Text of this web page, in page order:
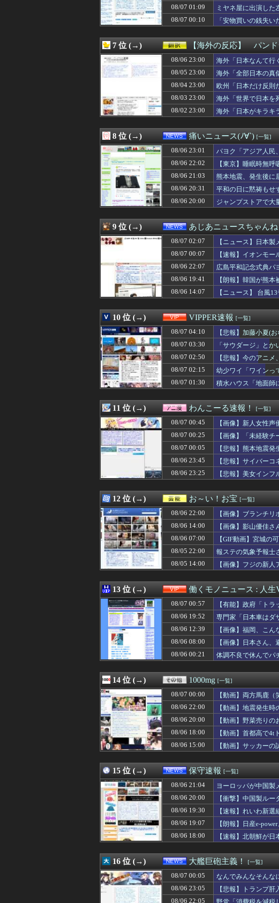
08/07 03:00
海外「日本の科学者が猫の寿命を
08/07 03:00
【スターウォーズ】ライトセー
08/07 03:00
韓国人「イ・ジュンソク、地方選
08/07 02:57
ダシをちゃんととり薄色薄味に煮
08/07 02:57
福祉タクシーで下校の女子生徒、
08/07 02:57
家族用に入れておいたメモが泥よ
08/07 02:55
スペースXのロケット残骸、月面
08/07 02:55
千葉県袖ケ浦市「おむつ交換で
【既視感】嫁の浮気でメール爆弾
08/07 02:50
【画像】関西2大美女 ←くっそか
08/07 02:50
【悲報】今のアニメ、女に自分の
08/07 02:48
あっち系御用達で有名になった某
08/07 02:45
世間では神ゲーと言われているが
08/07 02:40
矢田萌華ちゃんの瞳が綺麗すぎて
08/07 02:40
高市首相、2年限定の消費減税「
08/07 02:39
【ボッコ】25年前に付き合ってた
08/07 02:39
なんかＧＪ出来ないというか…。
08/07 02:39
若くして両親を亡くし年の離れた
08/07 02:39
【画像】これ超おすすめ
08/07 02:38
野村周平、下半身強調の「過激す
08/07 02:37
【悲報】 週刊少年ジャンプさん
08/07 02:34
「プチプチ」を製造販売している
08/07 02:34
【画像】坂道女子のバスト一覧ｗ
08/07 02:34
【画像】 セクシー女優・三浦恵
筋トレに詳しいから質問は聞くよ
【事実】「弱い男は救われない」
08/07 02:30
【画像】 色白美肌のTikToker可愛
08/07 02:25
【驚愕】ロシアの風俗事情をご覧
08/07 02:18
暑すぎぃからのキンキンに冷えて
08/07 02:18
言えば快くあげたのに無断でごっ
08/07 02:17
日本の大相撲力士の引退後の姿に
08/07 02:15
幼少ワイ「ワインってぶどうジュ
08/07 02:15
FE万紫千紅さん、巨乳美少女を出
08/07 02:15
SEXに10万円払ってしまったらこ
08/07 02:13
岸田元首相､日米の円買い協調介
08/07 02:12
【悲報】日本の歴史、ついに『崩
08/07 02:12
LIAR GAME -ライアーゲーム- 第
08/07 02:10
【不倫願望】介護疲れした嫁を持
08/07 02:10
シカホワ村上宗隆、通訳なしで普
08/07 02:09
美味いウイスキーを教えてほしい
08/07 02:07
【凶気】ウガンダサッカー界に
08/07 02:07
【ニュース】日本製メモリに世界
08/07 02:05
【画像】道頓堀女子「暑すぎて服
08/07 02:05
セミがうるさすぎる。明るくなっ
08/07 02:05
【動画】全男子の理想の乳首、つ
ヤムチャは繰気弾を強化していく
【動画】手術中に熊本地震直撃や
08/07 02:03
【朗報】ワンピースのロロノア・
08/07 02:03
【速報】れいわ新選組、さん、「
08/07 02:02
【朗報】カプコン「デジタル販売
08/07 02:02
アイナが乗っていた「高機動試作
08/07 02:02
（ ´_ゝ`）中道・立憲・公明、国
08/07 02:00
骨延長手術「0.2％の確率で一生
08/07 02:00
氷河期世代の非正規、年金を払っ
08/07 02:00
PCエンジンの名作イース1・2し
08/07 02:00
【怒り】自宅の隣が突然民泊に…
08/07 02:00
【悲報】精神科医「女の子が泣く
08/07 02:00
板橋の花火大会にAV女優松本い
08/07 02:00
【消費減税閣議決定】「反対」
08/07 02:00
【ラブライブ！】予定立てるの苦
08/07 02:00
はじめしゃちょーですら英語で
08/07 02:00
韓国人「江南の産後ケア施設、特
08/07 02:00
【フランス人の日本好き】中国人
08/07 01:57
隣家のオバさんは、悪い人ではな
08/07 01:55
欧州旅行者のアジア旅行先ランキ
08/07 01:50
【馴れ初め】ヤキソバだのハゲだ
08/07 01:50
【画像】女子アナ２人が並んだ結
08/07 01:50
【悲報】クロちゃん、とち狂った
08/07 01:50
【悲報】タクシー運転手、儲かり
08/07 01:45
【悲報】タクシー運転手、儲かり
08/07 01:44
高級豆腐ワイ「150g×2丁で250円
08/07 01:41
女優・南沙良（２４）「私は陰キ
08/07 01:40
今回もパテレの概要欄が凄すぎる
08/07 01:40
【イオンモール熊本】福岡酸素「
08/07 01:39
嫁が帰って来ない。メールで「好
08/07 01:39
新婦母「せっかく習わせたんだ
08/07 01:36
カープ、最下位転落も3位が射程
08/07 01:09
ミヤネ屋に出演し
08/07 00:10
「安物買いの銭失
7 位 (→) 【海外の反応】 パン
08/06 23:00
海外「日本なんて行
08/05 23:00
海外「全部日本の真
08/04 23:00
欧州「日本だけ反則
08/03 23:00
海外「世界で日本を
08/02 23:00
海外「日本がキラキ
8 位 (→) 痛いニュース(ﾉ∀`) [一覧]
08/06 23:01
パヨク「アジア人民
08/06 22:02
【東京】睡眠時無
08/06 21:03
熊本地震、発生後に
08/06 20:31
平和の日に黙祷もせ
08/06 20:00
ジャンプストアで
9 位 (→) あじあニュースちゃんね
08/07 02:07
【ニュース】日本
08/07 00:07
【速報】イオンモ
08/06 22:07
広島平和記念式典パ
08/06 19:41
【朗報】韓国が熊
08/06 14:07
【ニュース】 台風
10 位 (→) VIPPER速報 [一覧]
08/07 04:10
【悲報】加藤小夏(
08/07 03:30
「サウダージ」と
08/07 02:50
【悲報】今のアニ
08/07 02:15
幼少ワイ「ワインっ
08/07 01:30
積水ハウス「地面
11 位 (→) わんこーる速報！ [一覧]
08/07 00:45
【画像】新人女性
08/07 00:25
【画像】「未経験
08/07 00:05
【悲報】熊本地震
08/06 23:45
【悲報】サイバー
08/06 23:25
【悲報】美女イン
12 位 (→) お～い！お宝 [一覧]
08/06 22:00
【画像】ブランチ
08/06 14:00
【画像】影山優佳
08/06 07:00
【GIF動画】宮城の
08/05 22:00
報ステの気象予報士
08/05 14:00
【画像】フジの新
13 位 (→) 働くモノニュース : 人
08/07 00:57
【有能】政府「ト
08/06 19:52
専門家「日本車はダ
08/06 12:39
【画像】福岡、こ
08/06 08:00
【画像】日本さん
08/06 00:21
体調不良で休んでパ
14 位 (→) 1000mg [一覧]
08/07 00:00
【動画】両方馬鹿
08/06 22:00
【動画】地震発生
08/06 20:00
【動画】野菜売り
08/06 18:00
【動画】首都高で4t
08/06 15:00
【動画】サッカー
15 位 (→) 保守速報 [一覧]
08/06 21:04
ヨーロッパが中国製
08/06 20:00
【衝撃】中国製ル
08/06 19:30
【速報】れいわ新
08/06 19:07
【朗報】日産e-
08/06 18:00
【速報】北朝鮮が
16 位 (→) 大艦巨砲主義！ [一覧]
08/07 00:05
なんでみんなそんな
08/06 23:05
【悲報】トランプ
08/06 22:05